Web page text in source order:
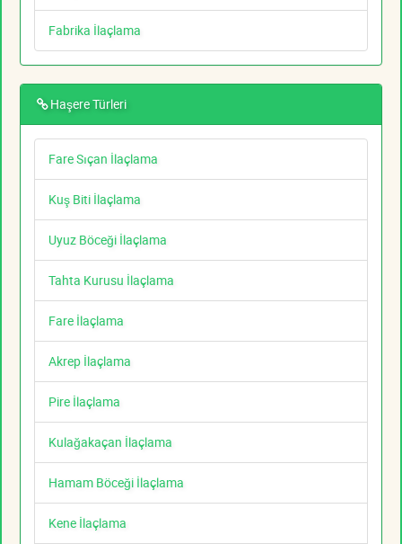
Fabrika İlaçlama
Haşere Türleri
Fare Sıçan İlaçlama
Kuş Biti İlaçlama
Uyuz Böceği İlaçlama
Tahta Kurusu İlaçlama
Fare İlaçlama
Akrep İlaçlama
Pire İlaçlama
Kulağakaçan İlaçlama
Hamam Böceği İlaçlama
Kene İlaçlama